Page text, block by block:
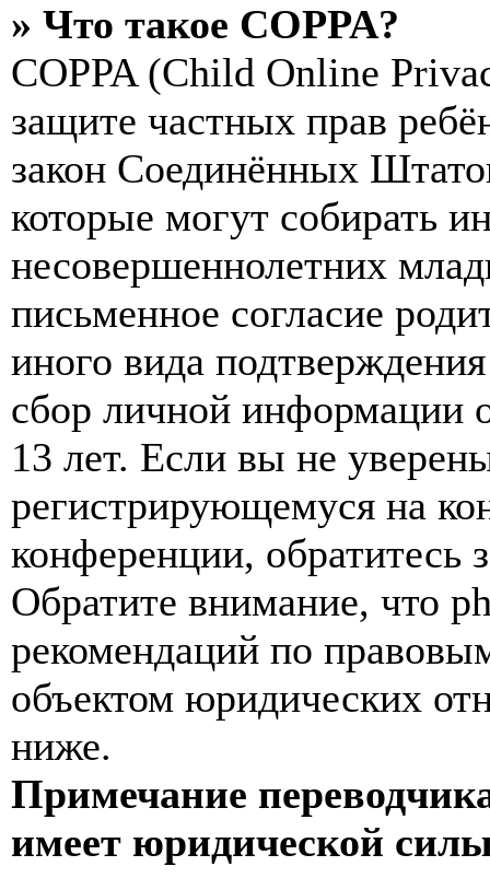
» Что такое COPPA?
COPPA (Child Online
защите частных прав
закон Соединённых
которые могут собирать
несовершеннолетних
письменное согласие
иного вида
сбор личной информации
13 лет. Если вы не
регистрирующемуся на
конференции, обратитесь
Обратите внимание, что
рекомендаций по
объектом юридических
ниже.
Примечание
имеет юридической